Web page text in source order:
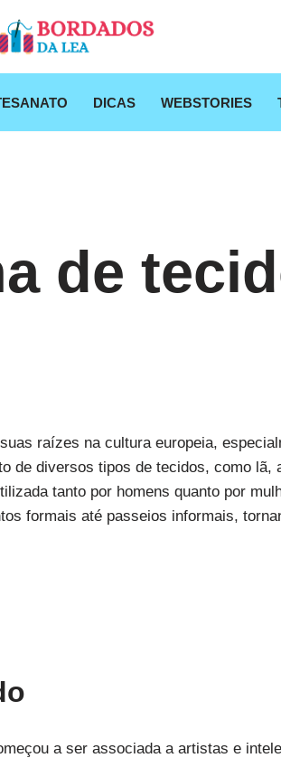
DICAS WEBSTORIES
de
raízes na cultura europeia,
de diversos tipos de tecidos, como lã,
tanto por homens quanto por
formais até passeios informais,
a ser associada a artistas e